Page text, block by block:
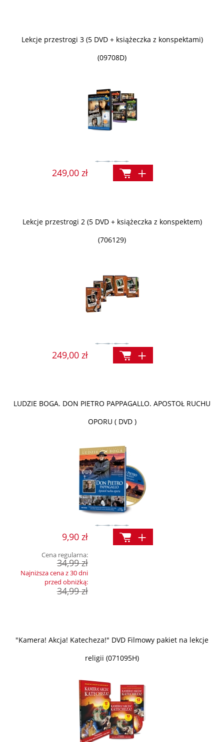
Lekcje przestrogi 3 (5 DVD + książeczka z konspektami)
(09708D)
249,00 zł
Lekcje przestrogi 2 (5 DVD + książeczka z konspektem)
(706129)
249,00 zł
LUDZIE BOGA. DON PIETRO PAPPAGALLO. APOSTOŁ RUCHU
OPORU ( DVD )
9,90 zł
Cena regularna:
34,99 zł
Najniższa cena z 30 dni
przed obniżką:
34,99 zł
"Kamera! Akcja! Katecheza!" DVD Filmowy pakiet na lekcje
religii (071095H)